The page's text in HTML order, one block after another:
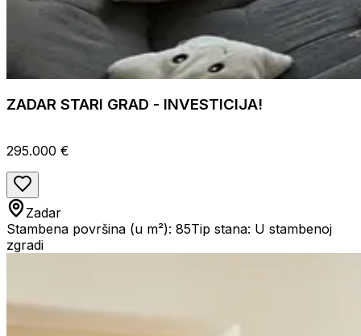
ZADAR STARI GRAD - INVESTICIJA!
295.000 €
Zadar
Stambena površina (u m²): 85Tip stana: U stambenoj
zgradi